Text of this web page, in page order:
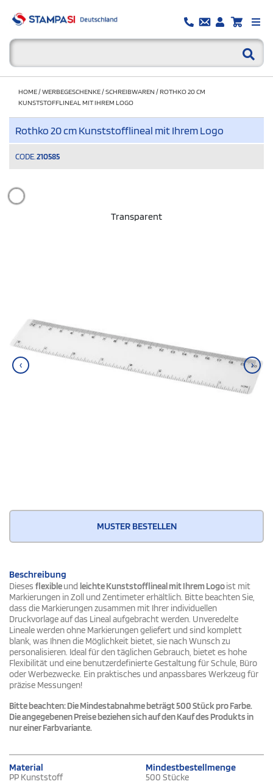
HOME/WERBEGESCHENKE/SCHREIBWAREN /ROTHKO 20 CM
KUNSTSTOFFLINEAL MIT IHREM LOGO
Rothko 20 cm Kunststofflineal mit Ihrem Logo
CODE. 210585
Transparent
‹ ›
MUSTER BESTELLEN
Beschreibung
Dieses flexibleund leichte Kunststofflineal mit Ihrem Logoist mit
Markierungen in Zoll und Zentimeter erhältlich. Bitte beachten Sie,
dass die Markierungen zusammen mit Ihrer individuellen
Druckvorlage auf das Lineal aufgebracht werden. Unveredelte
Lineale werden ohne Markierungen geliefert und sind komplett
blank, was Ihnen die Möglichkeit bietet, sie nach Wunsch zu
personalisieren. Ideal für den täglichen Gebrauch, bietet es hohe
Flexibilität und eine benutzerdefinierte Gestaltung für Schule, Büro
oder Werbezwecke. Ein praktisches und anpassbares Werkzeug für
präzise Messungen!
Bitte beachten: Die Mindestabnahme beträgt 500 Stück pro Farbe.
Die angegebenen Preise beziehen sich auf den Kauf des Produkts in
nur einer Farbvariante.
Material
PP Kunststoff
Mindestbestellmenge
500 Stücke